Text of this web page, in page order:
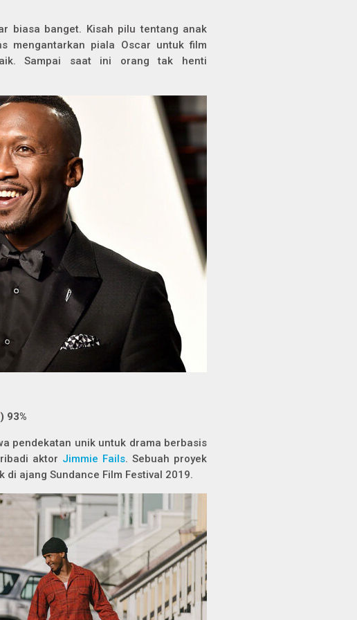
biasa banget. Kisah pilu tentang anak
mengantarkan piala Oscar untuk film
Sampai saat ini orang tak henti
) 93%
pendekatan unik untuk drama berbasis
aktor Jimmie Fails. Sebuah proyek
di ajang Sundance Film Festival 2019.